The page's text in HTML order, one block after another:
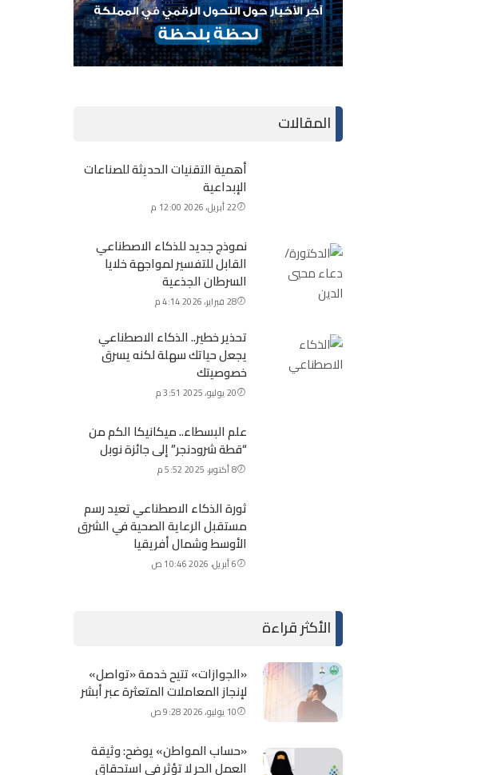
المقالات
أهمية التقنيات الحديثة للصناعات
الإبداعية
22 أبريل، 2026 12:00 م
نموذج جديد للذكاء الاصطناعي
القابل للتفسير لمواجهة خلايا
السرطان الجذعية
28 فبراير، 2026 4:14 م
تحذير خطير.. الذكاء الاصطناعي
يجعل حياتك سهلة لكنه يسرق
خصوصيتك
20 يوليو، 2025 3:51 م
علم البسطاء.. ميكانيكا الكم من
“قطة شرودنجر” إلى جائزة نوبل
8 أكتوبر، 2025 5:52 م
ثورة الذكاء الاصطناعي تعيد رسم
مستقبل الرعاية الصحية في الشرق
الأوسط وشمال أفريقيا
6 أبريل، 2026 10:46 ص
الأكثر قراءة
«الجوازات» تتيح خدمة «تواصل»
لإنجاز المعاملات المتعثرة عبر أبشر
10 يوليو، 2026 9:28 ص
«حساب المواطن» يوضح: وثيقة
العمل الحر لا تؤثر في استحقاق